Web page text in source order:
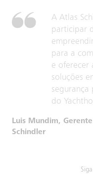
A Atlas
participar
para a
e oferecer
soluções
segurança
do
Luis Mundim,
Schindler